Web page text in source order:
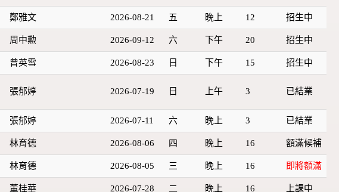
鄭雅文 2026-08-21 五 晚上 12 招生中
周中勲 2026-09-12 六 下午 20 招生中
曾英雪 2026-08-23 日 下午 15 招生中
張郁婷 2026-07-19 日 上午 3 已結業
張郁婷 2026-07-11 六 晚上 3 已結業
林育德 2026-08-06 四 晚上 16 額滿候補
林育德 2026-08-05 三 晚上 16 即將額滿
董桂華 2026-07-28 二 晚上 16 上課中